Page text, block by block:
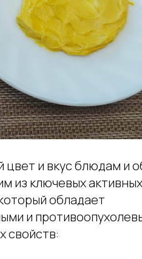
цвет и вкус блюдам и
из ключевых активных
обладает
и
свойств: